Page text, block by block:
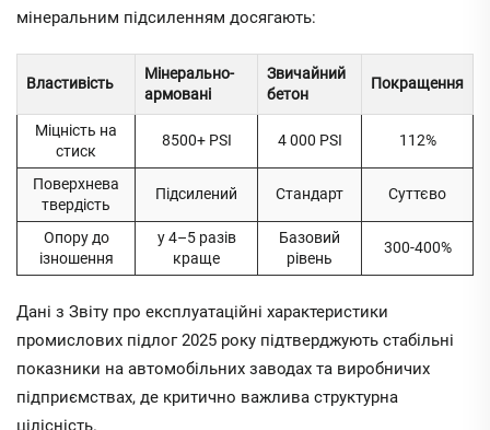
мінеральним підсиленням досягають:
Властивість
Мінерально-
армовані
Звичайний
бетон
Покращення
Міцність на
стиск
8500+ PSI 4 000 PSI 112%
Поверхнева
твердість
Підсилений Стандарт Суттєво
Опору до
ізношення
у 4–5 разів
краще
Базовий
рівень
300-400%
Дані з Звіту про експлуатаційні характеристики
промислових підлог 2025 року підтверджують стабільні
показники на автомобільних заводах та виробничих
підприємствах, де критично важлива структурна
цілісність.